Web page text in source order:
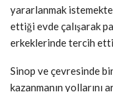
yararlanmak
ettiği evde çalışarak
erkeklerinde tercih
Sinop ve çevresinde
kazanmanın yollarını